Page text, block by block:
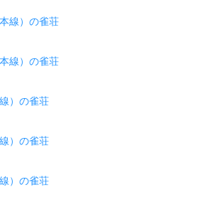
線）の雀荘
線）の雀荘
）の雀荘
）の雀荘
）の雀荘